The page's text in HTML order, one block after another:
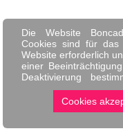
Die Website
Cookies sind für das
Website erforderlich
einer
Deaktivierung
Andere Cookies
verwendet.Cookies